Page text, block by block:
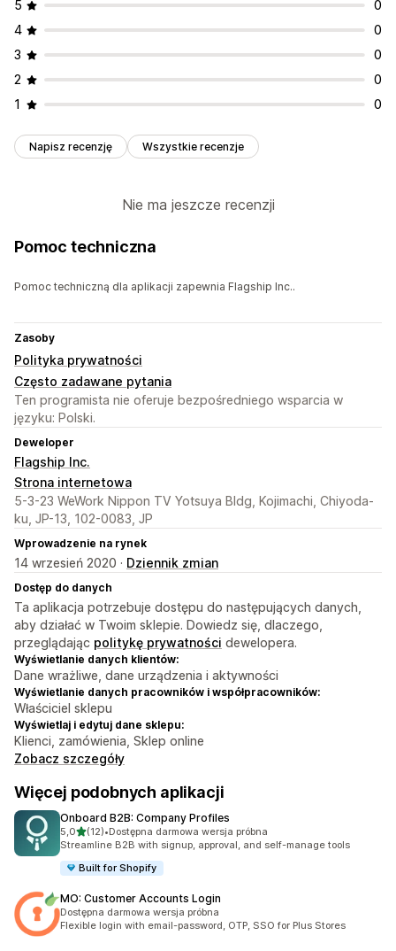
5
0
4
0
3
0
2
0
1
0
Napisz recenzję Wszystkie recenzje
Nie ma jeszcze recenzji
Pomoc techniczna
Pomoc techniczną dla aplikacji zapewnia Flagship Inc..
Zasoby
Polityka prywatności
Często zadawane pytania
Ten programista nie oferuje bezpośredniego wsparcia w
języku: Polski.
Deweloper
Flagship Inc.
Strona internetowa
5-3-23 WeWork Nippon TV Yotsuya Bldg, Kojimachi, Chiyoda-
ku, JP-13, 102-0083, JP
Wprowadzenie na rynek
14 wrzesień 2020 · Dziennik zmian
Dostęp do danych
Ta aplikacja potrzebuje dostępu do następujących danych,
aby działać w Twoim sklepie. Dowiedz się, dlaczego,
przeglądając politykę prywatności dewelopera.
Wyświetlanie danych klientów:
Dane wrażliwe, dane urządzenia i aktywności
Wyświetlanie danych pracowników i współpracowników:
Właściciel sklepu
Wyświetlaj i edytuj dane sklepu:
Klienci, zamówienia, Sklep online
Zobacz szczegóły
Więcej podobnych aplikacji
Onboard B2B: Company Profiles
5,0na 5 gwiazdek
(12)
Łączna liczba recenzji: 12
•Dostępna darmowa wersja próbna
Streamline B2B with signup, approval, and self-manage tools
Built for Shopify
MO: Customer Accounts Login
Dostępna darmowa wersja próbna
Flexible login with email-password, OTP, SSO for Plus Stores